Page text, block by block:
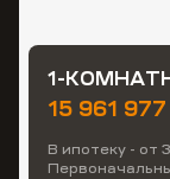
1-
15 961
В ипотеку - от